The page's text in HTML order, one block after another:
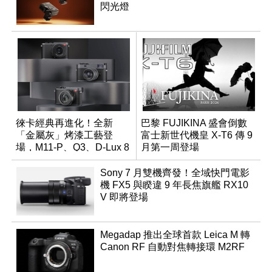
閃光燈
徠卡經典再進化！全新
「金屬灰」烤漆工藝登
場，M11-P、Q3、D-Lux 8
領銜換裝
巴黎 FUJIKINA 盛會倒數
富士新世代機皇 X-T6 傳 9
月第一周登場
Sony 7 月雙機齊發！全域快門電影
機 FX5 與睽違 9 年長焦旗艦 RX10
V 即將登場
Megadap 推出全球首款 Leica M 轉
Canon RF 自動對焦轉接環 M2RF